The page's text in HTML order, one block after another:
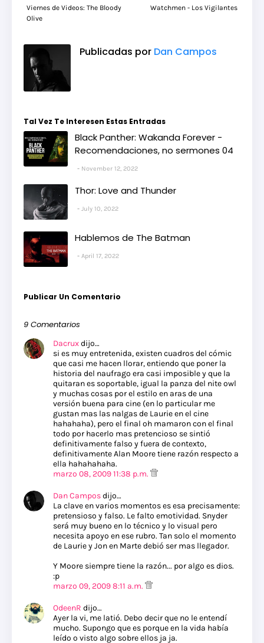
Watchmen - Los Vigilantes
Viernes de Videos: The Bloody
Olive
Publicadas por Dan Campos
Tal Vez Te Interesen Estas Entradas
Black Panther: Wakanda Forever -
Recomendaciones, no sermones 04
November 12, 2022
Thor: Love and Thunder
July 10, 2022
Hablemos de The Batman
April 17, 2022
Publicar Un Comentario
9 Comentarios
Dacruxdijo…
si es muy entretenida, existen cuadros del cómic
que casi me hacen llorar, entiendo que poner la
historia del naufrago era casi imposible y que la
quitaran es soportable, igual la panza del nite owl
y muchas cosas por el estilo en aras de una
versión buena para cine (en lo particular me
gustan mas las nalgas de Laurie en el cine
hahahaha), pero el final oh mamaron con el final
todo por hacerlo mas pretencioso se sintió
definitivamente falso y fuera de contexto,
definitivamente Alan Moore tiene razón respecto a
ella hahahahaha.
marzo 08, 2009 11:38 p.m.
Dan Camposdijo…
La clave en varios momentos es esa precisamente:
pretensioso y falso. Le falto emotividad. Snyder
será muy bueno en lo técnico y lo visual pero
necesita apoyo en ese rubro. Tan solo el momento
de Laurie y Jon en Marte debió ser mas llegador.
Y Moore siempre tiene la razón... por algo es dios.
:p
marzo 09, 2009 8:11 a.m.
OdeenR dijo…
Ayer la vi, me latió. Debo decir que no le entendí
mucho. Supongo que es porque en la vida había
leído o visto algo sobre ellos ja ja.